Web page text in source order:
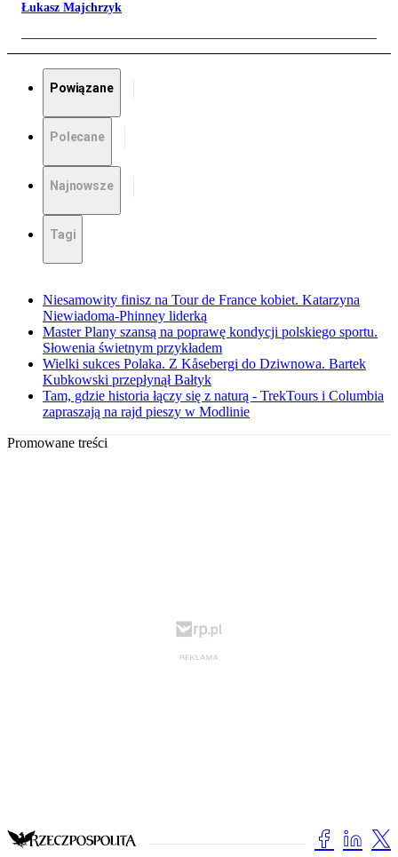
Łukasz Majchrzyk
Powiązane
Polecane
Najnowsze
Tagi
Niesamowity finisz na Tour de France kobiet. Katarzyna
Niewiadoma-Phinney liderką
Master Plany szansą na poprawę kondycji polskiego sportu.
Słowenia świetnym przykładem
Wielki sukces Polaka. Z Kåsebergi do Dziwnowa. Bartek
Kubkowski przepłynął Bałtyk
Tam, gdzie historia łączy się z naturą - TrekTours i Columbia
zapraszają na rajd pieszy w Modlinie
Promowane treści